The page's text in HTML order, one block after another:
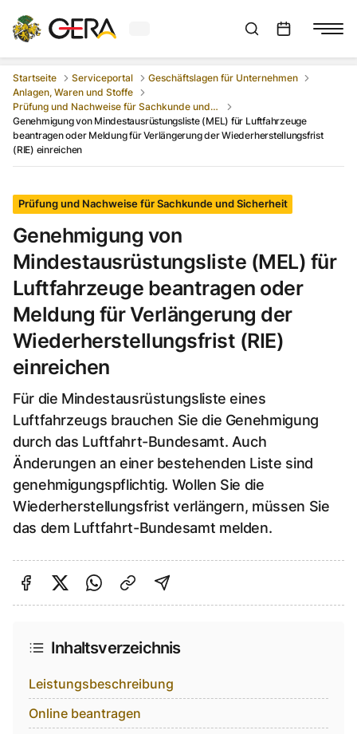
Aktuelles Wetter in GeraSuchleiste anzeigen
Startseite Serviceportal
Geschäftslagen für Unternehmen
Anlagen, Waren und Stoffe
Prüfung und Nachweise für Sachkunde und Sicherheit
Genehmigung von Mindestausrüstungsliste (MEL) für Luftfahrzeuge
beantragen oder Meldung für Verlängerung der Wiederherstellungsfrist
(RIE) einreichen
Prüfung und Nachweise für Sachkunde und Sicherheit
Genehmigung von
Mindestausrüstungsliste (MEL) für
Luftfahrzeuge beantragen oder
Meldung für Verlängerung der
Wiederherstellungsfrist (RIE)
einreichen
Für die Mindestausrüstungsliste eines
Luftfahrzeugs brauchen Sie die Genehmigung
durch das Luftfahrt-Bundesamt. Auch
Änderungen an einer bestehenden Liste sind
genehmigungspflichtig. Wollen Sie die
Wiederherstellungsfrist verlängern, müssen Sie
das dem Luftfahrt-Bundesamt melden.
Auf Facebook teilen
Auf Twitter teilen
Per Link teilen
shareViaEmail
Inhaltsverzeichnis
Leistungsbeschreibung
Online beantragen